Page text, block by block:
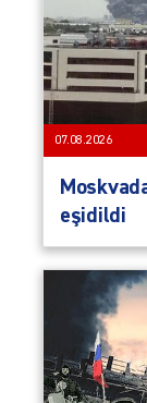
07.08.2026
eşidildi